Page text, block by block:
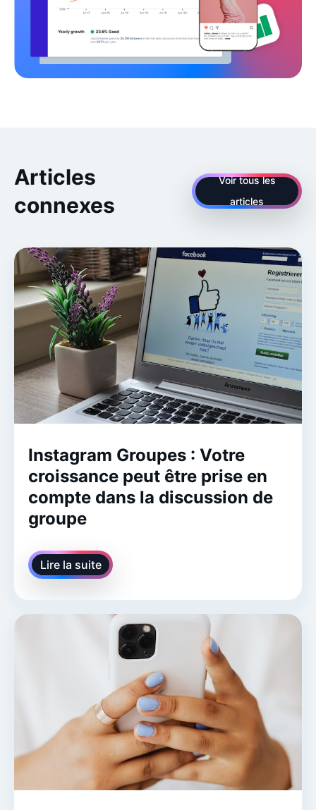
Articles
connexes
Voir tous les
articles
Instagram Groupes : Votre
croissance peut être prise en
compte dans la discussion de
groupe
Lire la suite